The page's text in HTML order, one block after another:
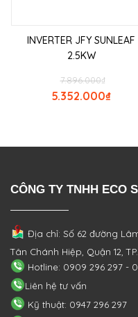
INVERTER JFY SUNLEAF
2.5KW
₫
7.896.000
₫
5.352.000
CÔNG TY TNHH ECO
Địa chỉ: Số 62 đường
Tân Chánh Hiệp, Quận 12,
Hotline: 0909 296 297 -
Liên hệ tư vấn
Kỹ thuật: 0947 296 297